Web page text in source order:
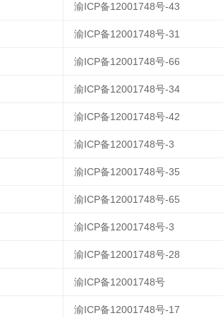
渝ICP备12001748号-43
渝ICP备12001748号-31
渝ICP备12001748号-66
渝ICP备12001748号-34
渝ICP备12001748号-42
渝ICP备12001748号-3
渝ICP备12001748号-35
渝ICP备12001748号-65
渝ICP备12001748号-3
渝ICP备12001748号-28
渝ICP备12001748号
渝ICP备12001748号-17